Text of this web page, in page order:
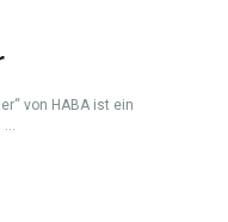
von HABA ist ein